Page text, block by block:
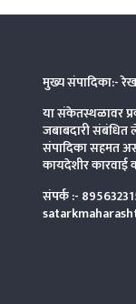
मुख्य संपादिका:-
या संकेतस्थळावर
जबाबदारी
संपादिकासहमत
कायदेशीर कारवाई
संपर्क :-